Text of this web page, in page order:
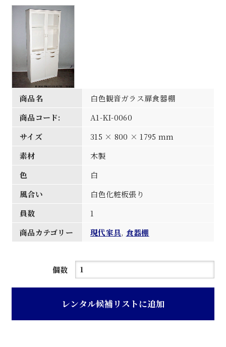
商品名
白色観音ガラス扉食器棚
商品コード:
A1-KI-0060
サイズ
315 × 800 × 1795 mm
素材
木製
色
白
風合い
白色化粧板張り
員数
1
商品カテゴリー
現代家具, 食器棚
個数
白
音
レンタル候補リストに追加